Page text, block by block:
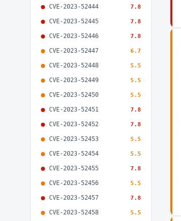
CVE-2023-52444 7.8
CVE-2023-52445 7.8
CVE-2023-52446 7.8
CVE-2023-52447 6.7
CVE-2023-52448 5.5
CVE-2023-52449 5.5
CVE-2023-52450 5.5
CVE-2023-52451 7.8
CVE-2023-52452 7.8
CVE-2023-52453 5.5
CVE-2023-52454 5.5
CVE-2023-52455 7.8
CVE-2023-52456 5.5
CVE-2023-52457 7.8
CVE-2023-52458 5.5